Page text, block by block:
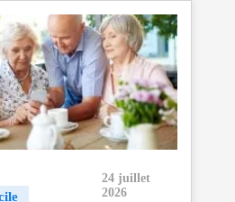
24 juillet
2026